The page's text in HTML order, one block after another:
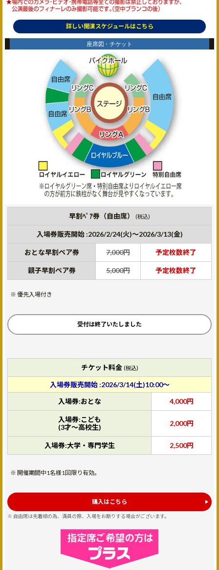
詳しい開演スケジュールはこちら
座席図・チケット
早割ﾍﾟｱ券（自由席） (税込)
入場券販売開始 :2026/2/24(火)～2026/3/13(金)
おとな早割ペア券 7,000円 予定枚数終了
親子早割ペア券 5,000円 予定枚数終了
優先入場付き
受付は終了いたしました
チケット料金 (税込)
入場券販売開始 :2026/3/14(土)10:00～
入場券:おとな
4,000円
入場券:こども
(3才～高校生)
2,000円
入場券:大学・専門学生 2,500円
開催期間中1名様1回限り有効。
購入はこちら
自由席は先着順の為、満員の際、入場をお断りする場合がございます。